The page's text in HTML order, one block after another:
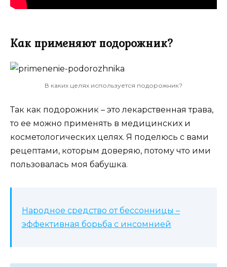
Как применяют подорожник?
В каких целях используется подорожник?
Так как подорожник – это лекарственная трава,
то ее можно применять в медицинских и
косметологических целях. Я поделюсь с вами
рецептами, которым доверяю, потому что ими
пользовалась моя бабушка.
Народное средство от бессонницы –
эффективная борьба с инсомнией